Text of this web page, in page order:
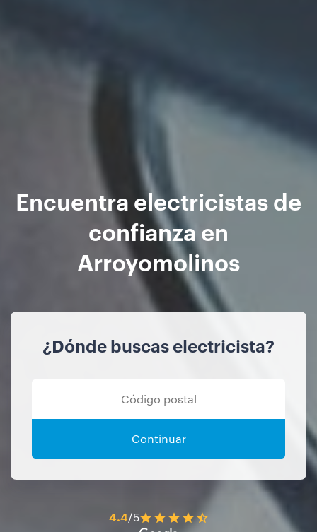
Encuentra electricistas de
confianza en
Arroyomolinos
¿Dónde buscas electricista?
Continuar
4.4/5